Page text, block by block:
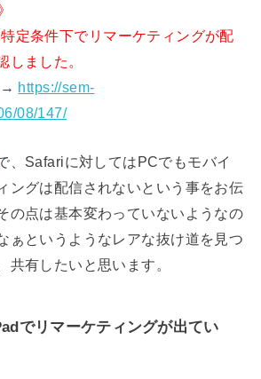
定条件下でリマーケティングが配
しました。
→ https://sem-
08/147/
、Safariに対してはPCでもモバイ
ングは配信されないという事をお伝
の点は基本変わっていないようなの
ぁというようなレアな抜け道を見つ
共有したいと思います。
でリマーケティングが出てい